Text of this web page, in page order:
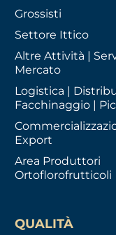
Grossisti
Settore Ittico
Altre Attività |
Mercato
Logistica |
Facchinaggio |
Export
Area Produttori
Ortoflorofrutticoli
QUALITÀ